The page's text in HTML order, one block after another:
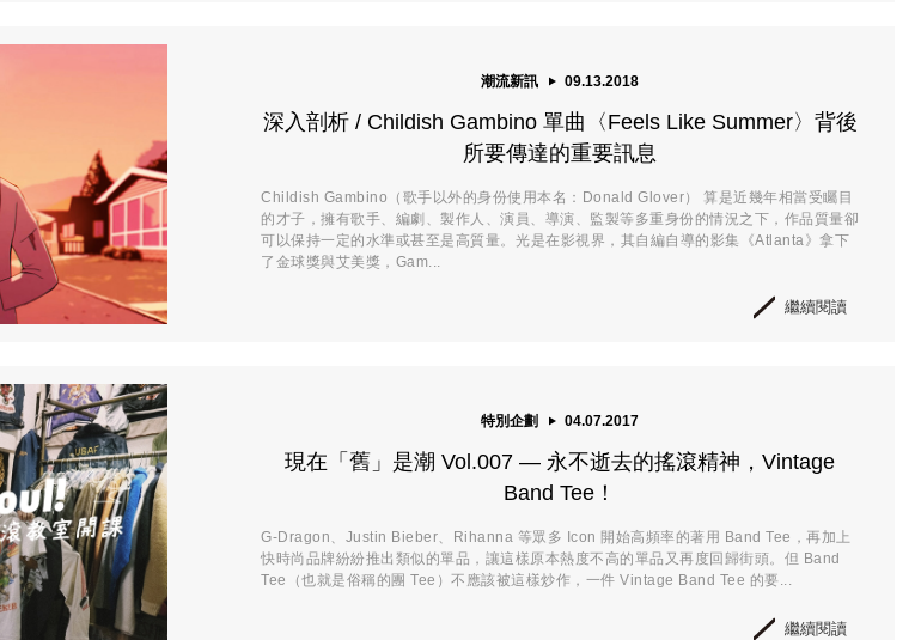
潮流新訊 09.13.2018
深入剖析 / Childish Gambino 單曲〈Feels Like Summer〉背後
所要傳達的重要訊息
Childish Gambino（歌手以外的身份使用本名：Donald Glover） 算是近幾年相當受矚目
的才子，擁有歌手、編劇、製作人、演員、導演、監製等多重身份的情況之下，作品質量卻
可以保持一定的水準或甚至是高質量。光是在影視界，其自編自導的影集《Atlanta》拿下
了金球獎與艾美獎，Gam...
繼續閱讀
特別企劃 04.07.2017
現在「舊」是潮 Vol.007 — 永不逝去的搖滾精神，Vintage
Band Tee！
G-Dragon、Justin Bieber、Rihanna 等眾多 Icon 開始高頻率的著用 Band Tee，再加上
快時尚品牌紛紛推出類似的單品，讓這樣原本熱度不高的單品又再度回歸街頭。但 Band
Tee（也就是俗稱的團 Tee）不應該被這樣炒作，一件 Vintage Band Tee 的要...
繼續閱讀